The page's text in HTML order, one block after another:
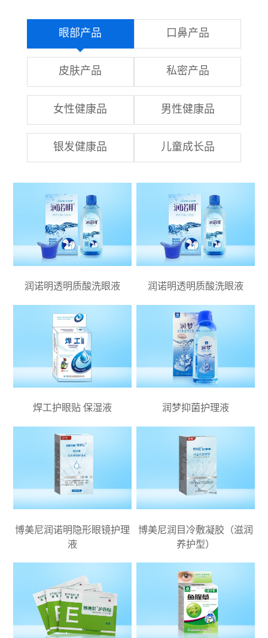
眼部产品 口鼻产品
皮肤产品 私密产品
女性健康品 男性健康品
银发健康品 儿童成长品
润诺明透明质酸洗眼液 润诺明透明质酸洗眼液
焊工护眼贴 保湿液 润梦抑菌护理液
博美尼润诺明隐形眼镜护理
液
博美尼润目冷敷凝胶（滋润
养护型）